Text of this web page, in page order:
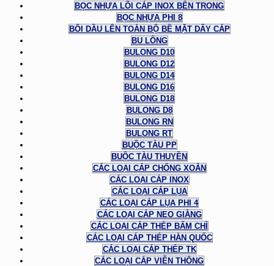
BỌC NHỰA LÕI CÁP INOX BÊN TRONG
BỌC NHỰA PHI 8
BÔI DẦU LÊN TOÀN BỘ BỀ MẶT DÂY CÁP
BU LÔNG
BULONG D10
BULONG D12
BULONG D14
BULONG D16
BULONG D18
BULONG D8
BULONG RN
BULONG RT
BUỘC TÀU PP
BUỘC TÀU THUYỀN
CÁC LOẠI CÁP CHỐNG XOẮN
CÁC LOẠI CÁP INOX
CÁC LOẠI CÁP LỤA
CÁC LOẠI CÁP LỤA PHI 4
CÁC LOẠI CÁP NEO GIẰNG
CÁC LOẠI CÁP THÉP BẤM CHÌ
CÁC LOẠI CÁP THÉP HÀN QUỐC
CÁC LOẠI CÁP THÉP TK
CÁC LOẠI CÁP VIỄN THÔNG